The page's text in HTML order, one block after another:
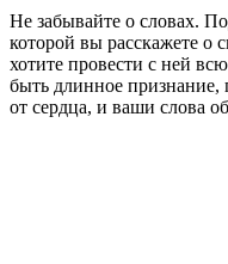
Не забывайте о словах.
которой вы расскажете о
хотите провести с ней
быть длинное признание,
от сердца, и ваши слова